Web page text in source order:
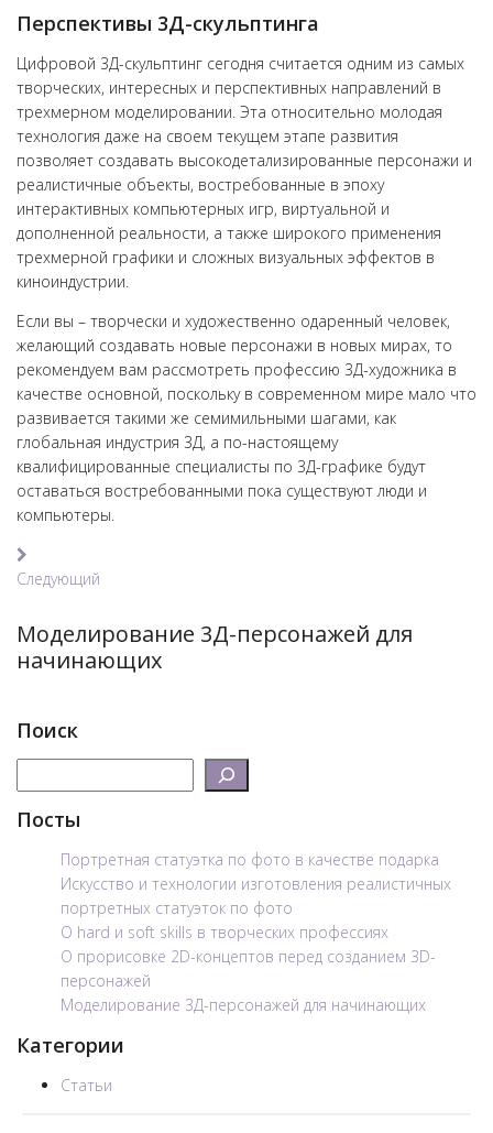
Перспективы 3Д-скульптинга
Цифровой 3Д-скульптинг сегодня считается одним из самых
творческих, интересных и перспективных направлений в
трехмерном моделировании. Эта относительно молодая
технология даже на своем текущем этапе развития
позволяет создавать высокодетализированные персонажи и
реалистичные объекты, востребованные в эпоху
интерактивных компьютерных игр, виртуальной и
дополненной реальности, а также широкого применения
трехмерной графики и сложных визуальных эффектов в
киноиндустрии.
Если вы – творчески и художественно одаренный человек,
желающий создавать новые персонажи в новых мирах, то
рекомендуем вам рассмотреть профессию 3Д-художника в
качестве основной, поскольку в современном мире мало что
развивается такими же семимильными шагами, как
глобальная индустрия 3Д, а по-настоящему
квалифицированные специалисты по 3Д-графике будут
оставаться востребованными пока существуют люди и
компьютеры.
Навигация
по
Следующий
Следующий
Моделирование 3Д-персонажей для
начинающих
Поиск
Посты
Портретная статуэтка по фото в качестве подарка
Искусство и технологии изготовления реалистичных
портретных статуэток по фото
О hard и soft skills в творческих профессиях
О прорисовке 2D-концептов перед созданием 3D-
персонажей
Моделирование 3Д-персонажей для начинающих
Категории
Статьи